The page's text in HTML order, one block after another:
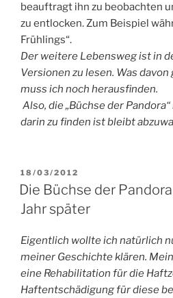
beauftragt ihn zu beobachten
zu entlocken. Zum Beispiel
Frühlings“.
Der weitere Lebensweg ist in
Versionen zu lesen. Was davon
muss ich noch herausfinden.
Also, die „Büchse der
darin zu finden ist bleibt
VERÖFFENTLICHT
AM
18/03/2012
Die Büchse der
Jahr später
Eigentlich wollte ich natürlich
meiner Geschichte klären.
eine Rehabilitation für die
Haftentschädigung für diese